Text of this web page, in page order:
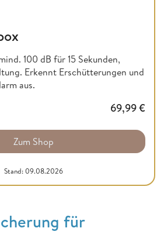
100 dB für 15 Sekunden,
Erkennt Erschütterungen und
aus.
69,99€
Zum Shop
Stand: 09.08.2026
für